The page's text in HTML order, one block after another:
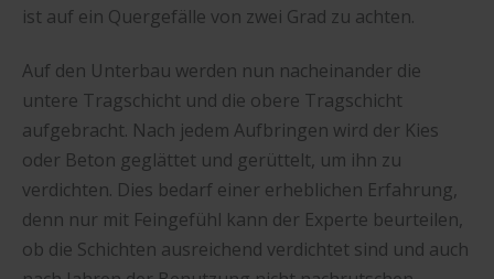
ist auf ein Quergefälle von zwei Grad zu achten.
Auf den Unterbau werden nun nacheinander die
untere Tragschicht und die obere Tragschicht
aufgebracht. Nach jedem Aufbringen wird der Kies
oder Beton geglättet und gerüttelt, um ihn zu
verdichten. Dies bedarf einer erheblichen Erfahrung,
denn nur mit Feingefühl kann der Experte beurteilen,
ob die Schichten ausreichend verdichtet sind und auch